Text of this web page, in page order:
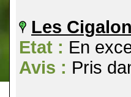
Les
Etat : En
Avis : Pris